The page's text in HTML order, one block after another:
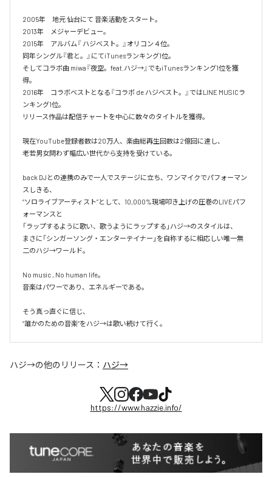
2005年　地元 仙台にて 音楽活動をスタート。
2013年　メジャーデビュー。
2015年　アルバム『 ハジベスト。』オリコン４位。
同年シングル『君と。』にてiTunesランキング1位。
そしてコラボ曲 miwa『夜空。feat.ハジ→』でもiTunesランキング1位を獲
得。
2016年　コラボベストとなる『コラボ de ハジベスト。』ではLINE MUSICラ
ンキング1位。
リリース作品は配信チャートを中心に数々のタイトルを獲得。
現在YouTube登録者数は20万人、楽曲総再生回数は2億回に達し、
老若男女問わず幅広い世代から支持を受けている。
back DJとの連携のみで一人でステージに立ち、ワンマイクでパフォーマン
スしきる、
“ソロライブアーティスト”として、10,000%現場叩き上げの圧巻のLIVEパフ
ォーマンスと
「ラップするように歌い、歌うようにラップする」ハジ→のスタイルは、
まさに「シンガーソング・エンターテイナー」を自称するに相応しい唯一無
二のハジ→ワールド。
No music , No human life。
音楽はパワーであり、エネルギーである。
そう真っ直ぐに信じ、
ハジ→の他のリリース： ハジ→
https://www.hazzie.info/